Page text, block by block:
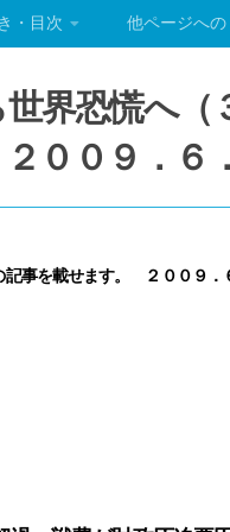
・目次 他ページへ
界恐慌へ
００９．６
事を載せます。 ２００９．